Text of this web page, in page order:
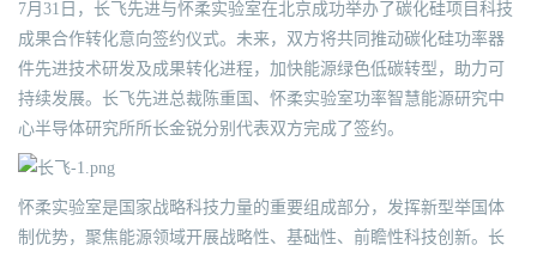
7月31日，长飞先进与怀柔实验室在北京成功举办了碳化硅项目科技
成果合作转化意向签约仪式。未来，双方将共同推动碳化硅功率器
件先进技术研发及成果转化进程，加快能源绿色低碳转型，助力可
持续发展。长飞先进总裁陈重国、怀柔实验室功率智慧能源研究中
心半导体研究所所长金锐分别代表双方完成了签约。
怀柔实验室是国家战略科技力量的重要组成部分，发挥新型举国体
制优势，聚焦能源领域开展战略性、基础性、前瞻性科技创新。长